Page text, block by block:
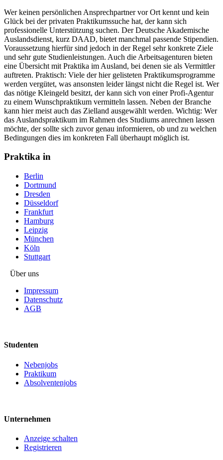
Wer keinen persönlichen Ansprechpartner vor Ort kennt und kein
Glück bei der privaten Praktikumssuche hat, der kann sich
professionelle Unterstützung suchen. Der Deutsche Akademische
Auslandsdienst, kurz DAAD, bietet manchmal passende Stipendien.
Voraussetzung hierfür sind jedoch in der Regel sehr konkrete Ziele
und sehr gute Studienleistungen. Auch die Arbeitsagenturen bieten
eine Übersicht mit Praktika im Ausland, bei denen sie als Vermittler
auftreten. Praktisch: Viele der hier gelisteten Praktikumsprogramme
werden vergütet, was ansonsten leider längst nicht die Regel ist. Wer
das nötige Kleingeld besitzt, der kann sich von einer Profi-Agentur
zu einem Wunschpraktikum vermitteln lassen. Neben der Branche
kann hier meist auch das Zielland ausgewählt werden. Wichtig: Wer
das Auslandspraktikum im Rahmen des Studiums anrechnen lassen
möchte, der sollte sich zuvor genau informieren, ob und zu welchen
Bedingungen dies im konkreten Fall überhaupt möglich ist.
Praktika in
Berlin
Dortmund
Dresden
Düsseldorf
Frankfurt
Hamburg
Leipzig
München
Köln
Stuttgart
Über uns
Impressum
Datenschutz
AGB
Studenten
Nebenjobs
Praktikum
Absolventenjobs
Unternehmen
Anzeige schalten
Registrieren